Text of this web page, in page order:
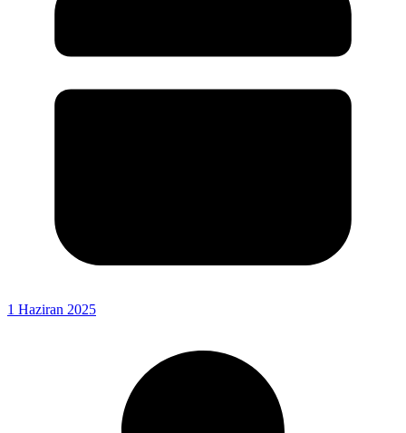
1 Haziran 2025